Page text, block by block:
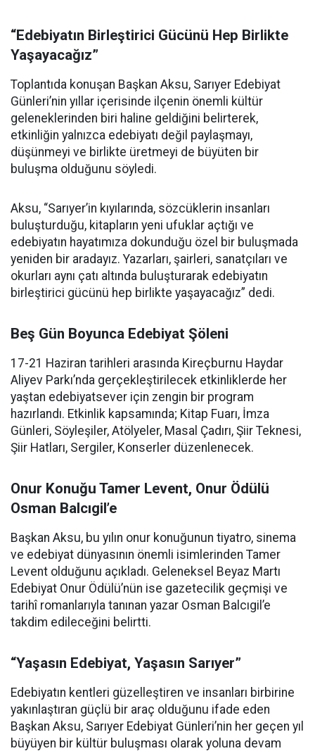
“Edebiyatın Birleştirici Gücünü Hep Birlikte
Yaşayacağız”
Toplantıda konuşan Başkan Aksu, Sarıyer Edebiyat
Günleri’nin yıllar içerisinde ilçenin önemli kültür
geleneklerinden biri haline geldiğini belirterek,
etkinliğin yalnızca edebiyatı değil paylaşmayı,
düşünmeyi ve birlikte üretmeyi de büyüten bir
buluşma olduğunu söyledi.
Aksu, “Sarıyer’in kıyılarında, sözcüklerin insanları
buluşturduğu, kitapların yeni ufuklar açtığı ve
edebiyatın hayatımıza dokunduğu özel bir buluşmada
yeniden bir aradayız. Yazarları, şairleri, sanatçıları ve
okurları aynı çatı altında buluşturarak edebiyatın
birleştirici gücünü hep birlikte yaşayacağız” dedi.
Beş Gün Boyunca Edebiyat Şöleni
17-21 Haziran tarihleri arasında Kireçburnu Haydar
Aliyev Parkı’nda gerçekleştirilecek etkinliklerde her
yaştan edebiyatsever için zengin bir program
hazırlandı. Etkinlik kapsamında; Kitap Fuarı, İmza
Günleri, Söyleşiler, Atölyeler, Masal Çadırı, Şiir Teknesi,
Şiir Hatları, Sergiler, Konserler düzenlenecek.
Onur Konuğu Tamer Levent, Onur Ödülü
Osman Balcıgil’e
Başkan Aksu, bu yılın onur konuğunun tiyatro, sinema
ve edebiyat dünyasının önemli isimlerinden Tamer
Levent olduğunu açıkladı. Geleneksel Beyaz Martı
Edebiyat Onur Ödülü’nün ise gazetecilik geçmişi ve
tarihî romanlarıyla tanınan yazar Osman Balcıgil’e
takdim edileceğini belirtti.
“Yaşasın Edebiyat, Yaşasın Sarıyer”
Edebiyatın kentleri güzelleştiren ve insanları birbirine
yakınlaştıran güçlü bir araç olduğunu ifade eden
Başkan Aksu, Sarıyer Edebiyat Günleri’nin her geçen yıl
büyüyen bir kültür buluşması olarak yoluna devam